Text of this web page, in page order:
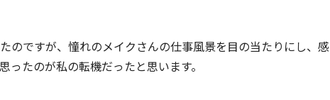
のですが、憧れのメイクさんの仕事風景を目の当たりにし、感
たのが私の転機だったと思います。